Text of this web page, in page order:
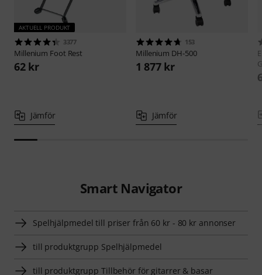
AKTUELL PRODUKT
3377
Millenium Foot Rest
62 kr
Jämför
153
Millenium DH-500
1 877 kr
Jämför
Smart Navigator
Spelhjälpmedel till priser från 60 kr - 80 kr annonser
till produktgrupp Spelhjälpmedel
till produktgrupp Tillbehör för gitarrer & basar